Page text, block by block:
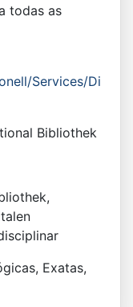
todas as
Services/Di
Bibliothek
Exatas,